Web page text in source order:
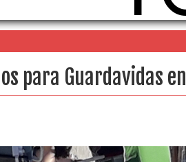
para Guardavidas